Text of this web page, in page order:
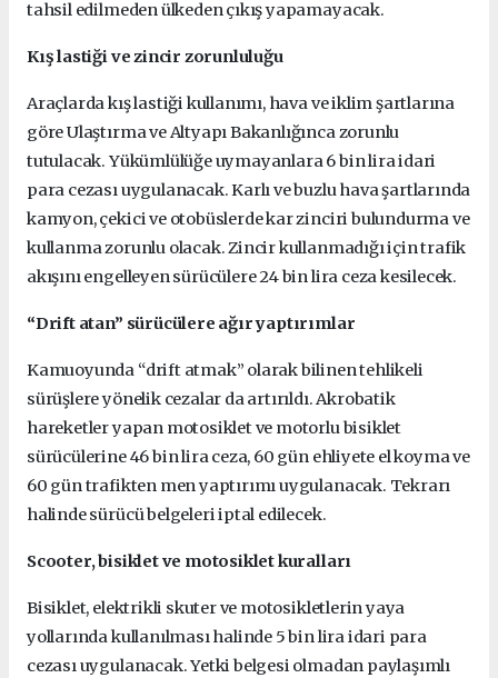
tahsil edilmeden ülkeden çıkış yapamayacak.
Kış lastiği ve zincir zorunluluğu
Araçlarda kış lastiği kullanımı, hava ve iklim şartlarına
göre Ulaştırma ve Altyapı Bakanlığınca zorunlu
tutulacak. Yükümlülüğe uymayanlara 6 bin lira idari
para cezası uygulanacak. Karlı ve buzlu hava şartlarında
kamyon, çekici ve otobüslerde kar zinciri bulundurma ve
kullanma zorunlu olacak. Zincir kullanmadığı için trafik
akışını engelleyen sürücülere 24 bin lira ceza kesilecek.
“Drift atan” sürücülere ağır yaptırımlar
Kamuoyunda “drift atmak” olarak bilinen tehlikeli
sürüşlere yönelik cezalar da artırıldı. Akrobatik
hareketler yapan motosiklet ve motorlu bisiklet
sürücülerine 46 bin lira ceza, 60 gün ehliyete el koyma ve
60 gün trafikten men yaptırımı uygulanacak. Tekrarı
halinde sürücü belgeleri iptal edilecek.
Scooter, bisiklet ve motosiklet kuralları
Bisiklet, elektrikli skuter ve motosikletlerin yaya
yollarında kullanılması halinde 5 bin lira idari para
cezası uygulanacak. Yetki belgesi olmadan paylaşımlı